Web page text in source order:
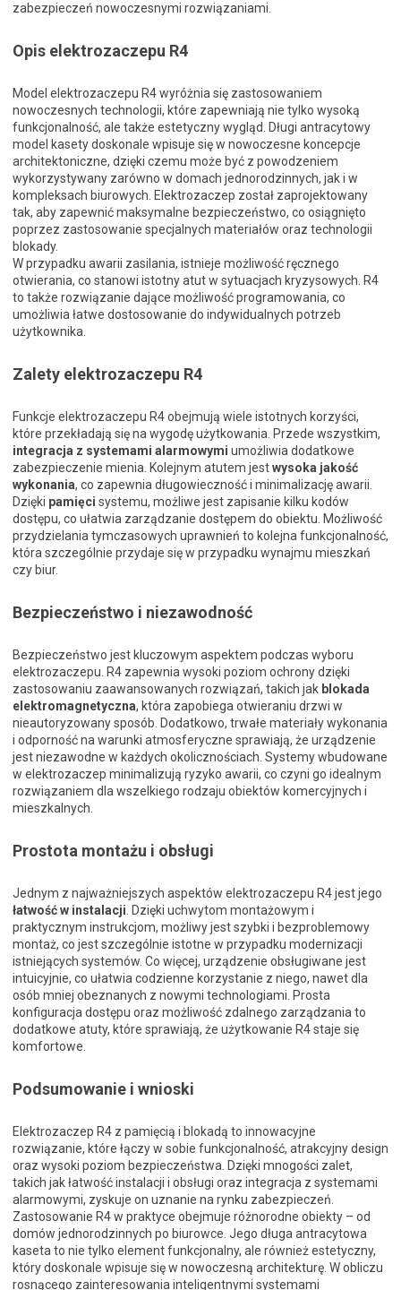
zabezpieczeń nowoczesnymi rozwiązaniami.
Opis elektrozaczepu R4
Model elektrozaczepu R4 wyróżnia się zastosowaniem
nowoczesnych technologii, które zapewniają nie tylko wysoką
funkcjonalność, ale także estetyczny wygląd. Długi antracytowy
model kasety doskonale wpisuje się w nowoczesne koncepcje
architektoniczne, dzięki czemu może być z powodzeniem
wykorzystywany zarówno w domach jednorodzinnych, jak i w
kompleksach biurowych. Elektrozaczep został zaprojektowany
tak, aby zapewnić maksymalne bezpieczeństwo, co osiągnięto
poprzez zastosowanie specjalnych materiałów oraz technologii
blokady.
W przypadku awarii zasilania, istnieje możliwość ręcznego
otwierania, co stanowi istotny atut w sytuacjach kryzysowych. R4
to także rozwiązanie dające możliwość programowania, co
umożliwia łatwe dostosowanie do indywidualnych potrzeb
użytkownika.
Zalety elektrozaczepu R4
Funkcje elektrozaczepu R4 obejmują wiele istotnych korzyści,
które przekładają się na wygodę użytkowania. Przede wszystkim,
integracja z systemami alarmowymi umożliwia dodatkowe
zabezpieczenie mienia. Kolejnym atutem jestwysoka jakość
wykonania, co zapewnia długowieczność i minimalizację awarii.
Dzięki pamięci systemu, możliwe jest zapisanie kilku kodów
dostępu, co ułatwia zarządzanie dostępem do obiektu. Możliwość
przydzielania tymczasowych uprawnień to kolejna funkcjonalność,
która szczególnie przydaje się w przypadku wynajmu mieszkań
czy biur.
Bezpieczeństwo i niezawodność
Bezpieczeństwo jest kluczowym aspektem podczas wyboru
elektrozaczepu. R4 zapewnia wysoki poziom ochrony dzięki
zastosowaniu zaawansowanych rozwiązań, takich jak blokada
elektromagnetyczna, która zapobiega otwieraniu drzwi w
nieautoryzowany sposób. Dodatkowo, trwałe materiały wykonania
i odporność na warunki atmosferyczne sprawiają, że urządzenie
jest niezawodne w każdych okolicznościach. Systemy wbudowane
w elektrozaczep minimalizują ryzyko awarii, co czyni go idealnym
rozwiązaniem dla wszelkiego rodzaju obiektów komercyjnych i
mieszkalnych.
Prostota montażu i obsługi
Jednym z najważniejszych aspektów elektrozaczepu R4 jest jego
łatwość w instalacji . Dzięki uchwytom montażowym i
praktycznym instrukcjom, możliwy jest szybki i bezproblemowy
montaż, co jest szczególnie istotne w przypadku modernizacji
istniejących systemów. Co więcej, urządzenie obsługiwane jest
intuicyjnie, co ułatwia codzienne korzystanie z niego, nawet dla
osób mniej obeznanych z nowymi technologiami. Prosta
konfiguracja dostępu oraz możliwość zdalnego zarządzania to
dodatkowe atuty, które sprawiają, że użytkowanie R4 staje się
komfortowe.
Podsumowanie i wnioski
Elektrozaczep R4 z pamięcią i blokadą to innowacyjne
rozwiązanie, które łączy w sobie funkcjonalność, atrakcyjny design
oraz wysoki poziom bezpieczeństwa. Dzięki mnogości zalet,
takich jak łatwość instalacji i obsługi oraz integracja z systemami
alarmowymi, zyskuje on uznanie na rynku zabezpieczeń.
Zastosowanie R4 w praktyce obejmuje różnorodne obiekty – od
domów jednorodzinnych po biurowce. Jego długa antracytowa
kaseta to nie tylko element funkcjonalny, ale również estetyczny,
który doskonale wpisuje się w nowoczesną architekturę. W obliczu
rosnącego zainteresowania inteligentnymi systemami